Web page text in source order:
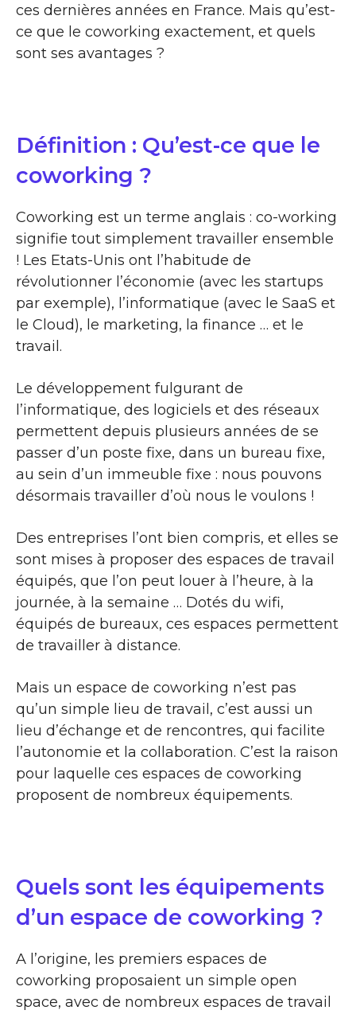
ces dernières années en France. Mais qu’est-
ce que le coworking exactement, et quels
sont ses avantages ?
Définition : Qu’est-ce que le
coworking ?
Coworking est un terme anglais : co-working
signifie tout simplement travailler ensemble
! Les Etats-Unis ont l’habitude de
révolutionner l’économie (avec les startups
par exemple), l’informatique (avec le SaaS et
le Cloud), le marketing, la finance … et le
travail.
Le développement fulgurant de
l’informatique, des logiciels et des réseaux
permettent depuis plusieurs années de se
passer d’un poste fixe, dans un bureau fixe,
au sein d’un immeuble fixe : nous pouvons
désormais travailler d’où nous le voulons !
Des entreprises l’ont bien compris, et elles se
sont mises à proposer des espaces de travail
équipés, que l’on peut louer à l’heure, à la
journée, à la semaine … Dotés du wifi,
équipés de bureaux, ces espaces permettent
de travailler à distance.
Mais un espace de coworking n’est pas
qu’un simple lieu de travail, c’est aussi un
lieu d’échange et de rencontres, qui facilite
l’autonomie et la collaboration. C’est la raison
pour laquelle ces espaces de coworking
proposent de nombreux équipements.
Quels sont les équipements
d’un espace de coworking ?
A l’origine, les premiers espaces de
coworking proposaient un simple open
space, avec de nombreux espaces de travail